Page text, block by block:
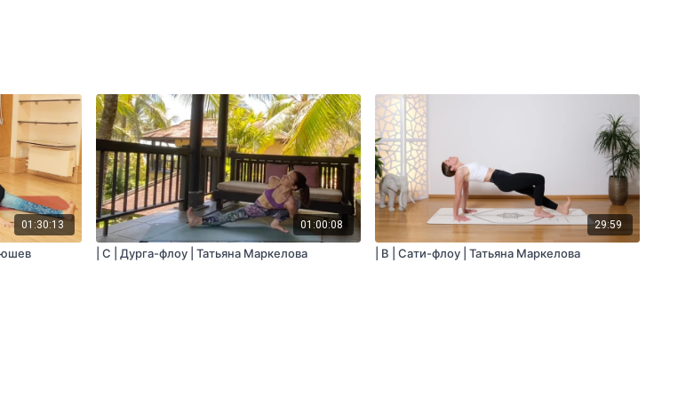
01:30:13 01:00:08
| C | Дурга-флоу | Татьяна Маркелова
29:59
| B | Сати-флоу | Татьяна Маркелова